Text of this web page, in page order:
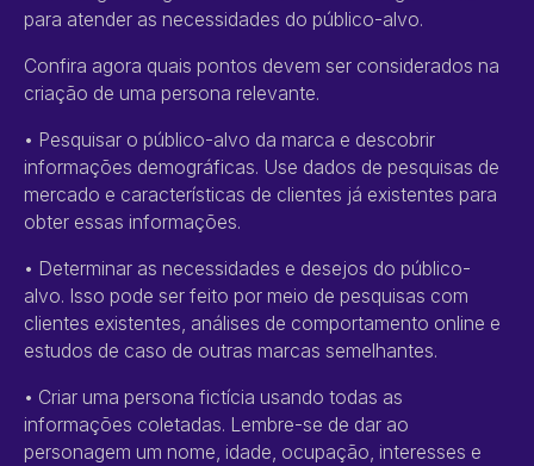
para atender as necessidades do público-alvo.
Confira agora quais pontos devem ser considerados na
criação de uma persona relevante.
• Pesquisar o público-alvo da marca e descobrir
informações demográficas. Use dados de pesquisas de
mercado e características de clientes já existentes para
obter essas informações.
• Determinar as necessidades e desejos do público-
alvo. Isso pode ser feito por meio de pesquisas com
clientes existentes, análises de comportamento online e
estudos de caso de outras marcas semelhantes.
• Criar uma persona fictícia usando todas as
informações coletadas. Lembre-se de dar ao
personagem um nome, idade, ocupação, interesses e